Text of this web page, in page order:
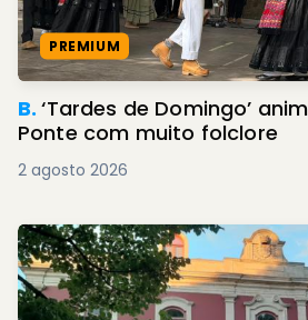
PREMIUM
B.‘Tardes de Domingo’
Ponte com muito folclore
2 agosto 2026